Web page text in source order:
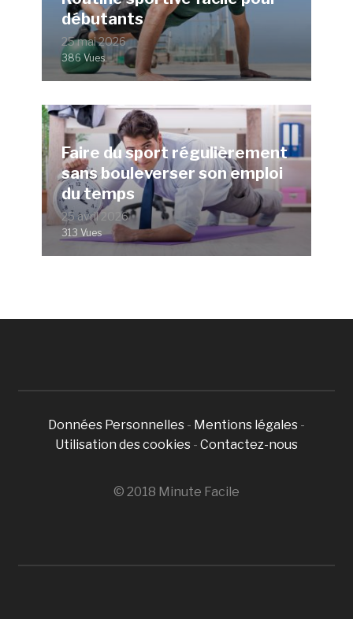
débutants
25 mai 2026
386 Vues
Faire du sport régulièrement
sans bouleverser son emploi
du temps
25 avril 2026
313 Vues
Données Personnelles - Mentions légales -
Utilisation des cookies - Contactez-nous
© 2018 Minute Facile